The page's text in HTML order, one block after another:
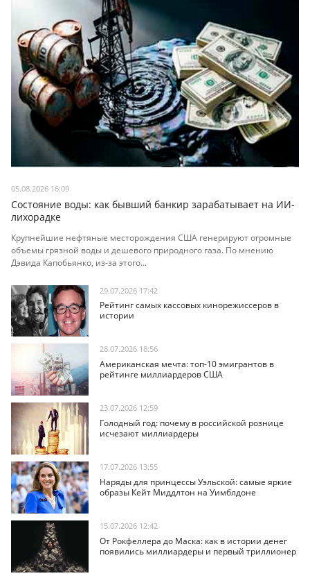
05.08.2026 16:09
Состояние воды: как бывший банкир зарабатывает на ИИ-
лихорадке
Крупнейшие нефтяные месторождения США генерируют огромные
объемы грязной воды и дешевого природного газа. По мнению
Дэвида Капобьянко, из-за этого...
29.07.2026 17:42
Рейтинг самых кассовых кинорежиссеров в
истории
28.07.2026 18:56
Американская мечта: топ-10 эмигрантов в
рейтинге миллиардеров США
23.07.2026 12:59
Голодный год: почему в российской рознице
исчезают миллиардеры
17.07.2026 13:55
Наряды для принцессы Уэльской: самые яркие
образы Кейт Миддлтон на Уимблдоне
15.07.2026 12:42
От Рокфеллера до Маска: как в истории денег
появились миллиардеры и первый триллионер